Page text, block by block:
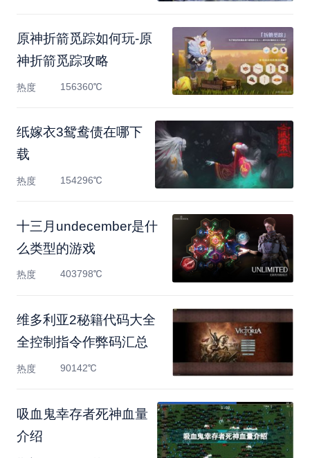
原神折箭觅踪如何玩-原
神折箭觅踪攻略
热度 156360℃
纸嫁衣3鸳鸯债在哪下
载
热度 154296℃
十三月undecember是什
么类型的游戏
热度 403798℃
维多利亚2秘籍代码大全
全控制指令作弊码汇总
热度 90142℃
吸血鬼幸存者死神血量
介绍